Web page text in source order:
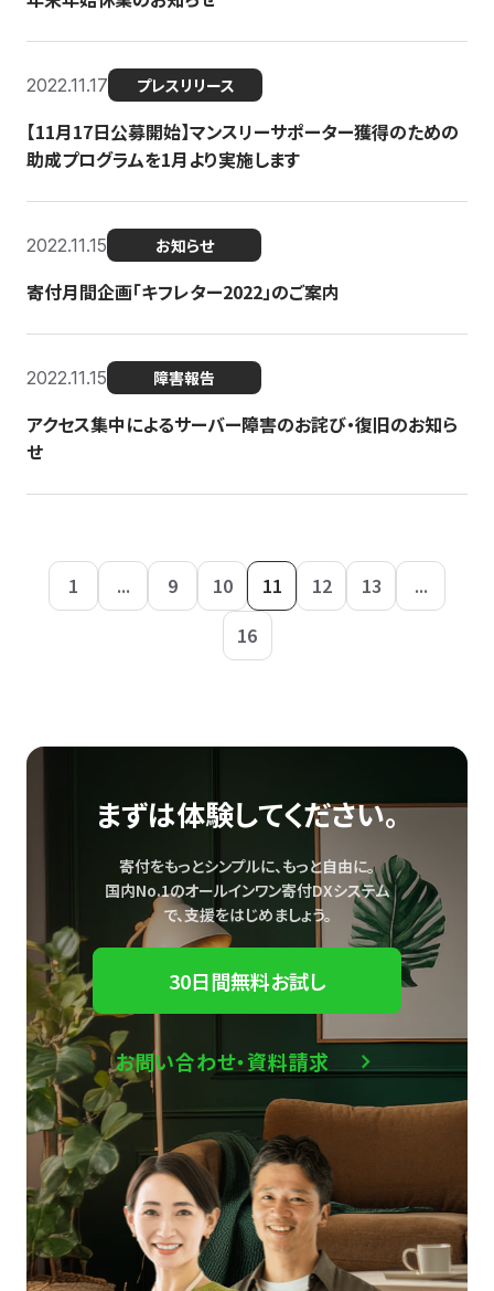
2022.11.17 プレスリリース
【11月17日公募開始】マンスリーサポーター獲得のための
助成プログラムを1月より実施します
2022.11.15 お知らせ
寄付月間企画「キフレター2022」のご案内
2022.11.15 障害報告
アクセス集中によるサーバー障害のお詫び・復旧のお知ら
せ
1 ... 9 10 11 12 13
...
16
まずは体験してください。
寄付をもっとシンプルに、もっと自由に。
国内No.1のオールインワン寄付DXシステム
で、支援をはじめましょう。
30日間無料お試し
お問い合わせ・資料請求